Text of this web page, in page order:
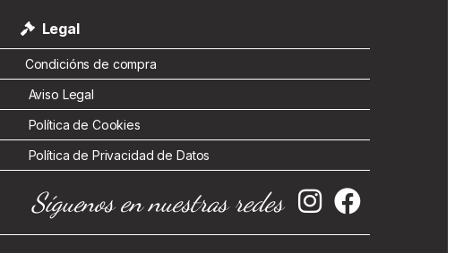
Legal
Condicións de compra
Aviso Legal
Política de Cookies
Política de Privacidad de Datos
Síguenos en nuestras redes